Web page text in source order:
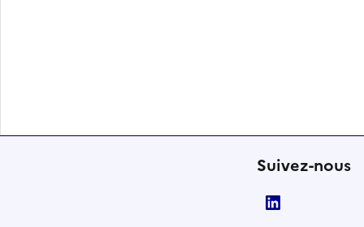
Suivez-nous